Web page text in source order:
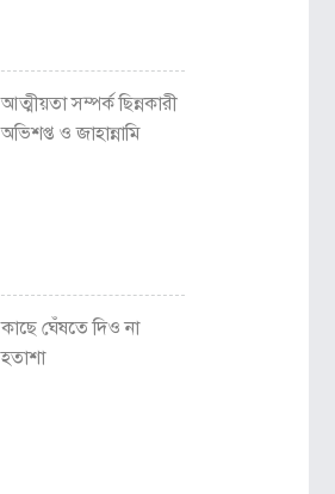
আত্মীয়তা সম্পর্ক ছিন্নকারী
অভিশপ্ত ও জাহান্নামি
কাছে ঘেঁষতে দিও না
হতাশা